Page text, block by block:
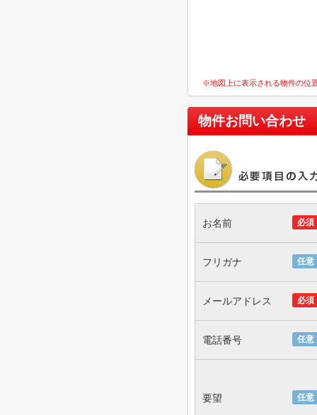
※地図上に表示される物件の位
物件お問い合わせ
必須
お名前
任意
フリガナ
必須
メールアドレス
任意
電話番号
任意
要望